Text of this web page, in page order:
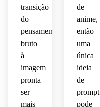
polido.
projetado
bloqueio
fundo
premium
dispositivo
transição
do
pensamento
bruto
à
imagem
pronta
ser
mais
de
anime,
então
uma
única
ideia
de
prompt
pode